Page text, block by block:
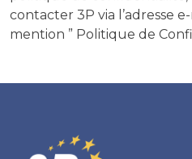
contacter 3P via l’adresse e-
mention ” Politique de